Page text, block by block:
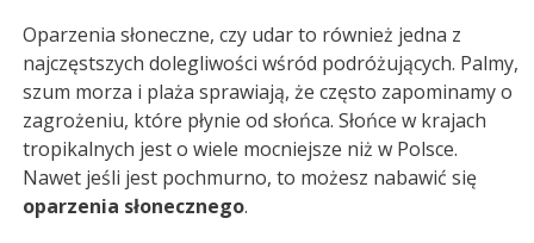
Oparzenia słoneczne, czy udar to również jedna z
najczęstszych dolegliwości wśród podróżujących. Palmy,
szum morza i plaża sprawiają, że często zapominamy o
zagrożeniu, które płynie od słońca. Słońce w krajach
tropikalnych jest o wiele mocniejsze niż w Polsce.
Nawet jeśli jest pochmurno, to możesz nabawić się
oparzenia słonecznego.